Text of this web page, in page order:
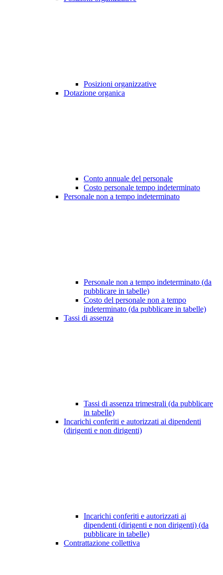
Posizioni organizzative
Dotazione organica
Conto annuale del personale
Costo personale tempo indeterminato
Personale non a tempo indeterminato
Personale non a tempo indeterminato (da
pubblicare in tabelle)
Costo del personale non a tempo
indeterminato (da pubblicare in tabelle)
Tassi di assenza
Tassi di assenza trimestrali (da pubblicare
in tabelle)
Incarichi conferiti e autorizzati ai dipendenti
(dirigenti e non dirigenti)
Incarichi conferiti e autorizzati ai
dipendenti (dirigenti e non dirigenti) (da
pubblicare in tabelle)
Contrattazione collettiva